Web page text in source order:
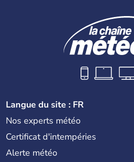
Langue du site : FR
Nos experts météo
Certificat d'intempéries
Alerte météo